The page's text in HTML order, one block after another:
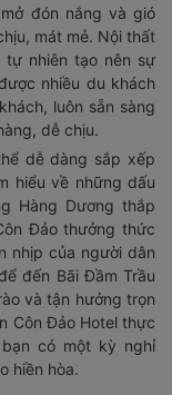
đón nắng và gió
mát mẻ. Nội thất
nhiên tạo nên sự
nhiều du khách
luôn sẵn sàng
dễ chịu.
dễ dàng sắp xếp
hiểu về những dấu
Hàng Dương thắp
Đảo thưởng thức
nhịp của người dân
đến Bãi Đầm Trầu
và tận hưởng trọn
Côn Đảo Hotel thực
có một kỳ nghỉ
hiền hòa.